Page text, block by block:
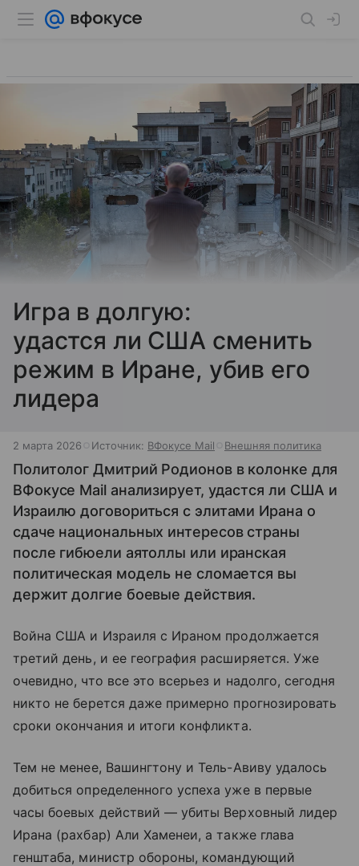
Игра в долгую:
удастся ли США сменить
режим в Иране, убив его
лидера
2 марта 2026 Источник: ВФокусе Mail Внешняя политика
Политолог Дмитрий Родионов в колонке для
ВФокусе Mail анализирует, удастся ли США и
Израилю договориться с элитами Ирана о
сдаче национальных интересов страны
после гибюели аятоллы или иранская
политическая модель не сломается вы
держит долгие боевые действия.
Война США и Израиля с Ираном продолжается
третий день, и ее география расширяется. Уже
очевидно, что все это всерьез и надолго, сегодня
никто не берется даже примерно прогнозировать
сроки окончания и итоги конфликта.
Тем не менее, Вашингтону и Тель-Авиву удалось
добиться определенного успеха уже в первые
часы боевых действий — убиты Верховный лидер
Ирана (рахбар) Али Хаменеи, а также глава
генштаба, министр обороны, командующий